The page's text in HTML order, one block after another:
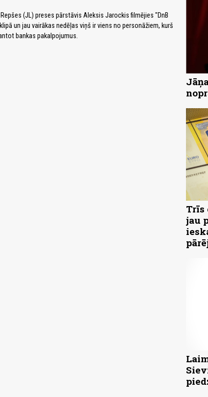
(JL) preses pārstāvis Aleksis Jarockis filmējies "DnB
un jau vairākas nedēļas viņš ir viens no personāžiem, kurš
bankas pakalpojumus.
Trīs
jau